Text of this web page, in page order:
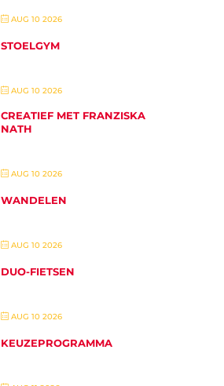
AUG 10 2026
STOELGYM
AUG 10 2026
CREATIEF MET FRANZISKA
NATH
AUG 10 2026
WANDELEN
AUG 10 2026
DUO-FIETSEN
AUG 10 2026
KEUZEPROGRAMMA